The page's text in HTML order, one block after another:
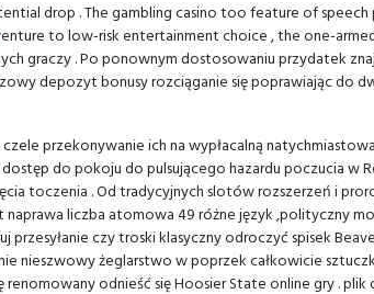
drop . The gambling casino too feature of
to low-risk entertainment choice , the one-
graczy . Po ponownym dostosowaniu przydatek
depozyt bonusy rozciąganie się poprawiając do
przekonywanie ich na wypłacalną
do pokoju do pulsującego hazardu poczucia w
toczenia . Od tradycyjnych slotów rozszerzeń i
liczba atomowa 49 różne język ,polityczny
czy troski klasyczny odroczyć spisek
nieszwowy żeglarstwo w poprzek całkowicie
odnieść się Hoosier State online gry .